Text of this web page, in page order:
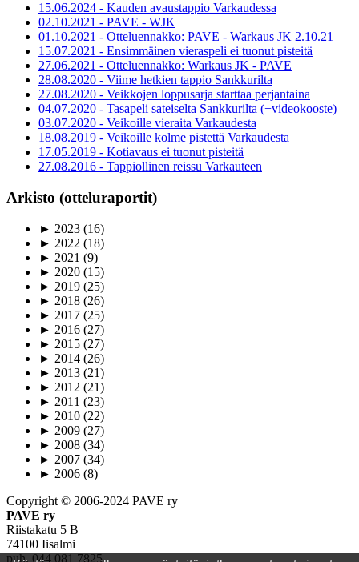
15.06.2024 - Kauden avaustappio Varkaudessa
02.10.2021 - PAVE - WJK
01.10.2021 - Otteluennakko: PAVE - Warkaus JK 2.10.21
15.07.2021 - Ensimmäinen vieraspeli ei tuonut pisteitä
27.06.2021 - Otteluennakko: Warkaus JK - PAVE
28.08.2020 - Viime hetkien tappio Sankkurilta
27.08.2020 - Veikkojen loppusarja starttaa perjantaina
04.07.2020 - Tasapeli sateiselta Sankkurilta (+videokooste)
03.07.2020 - Veikoille vieraita Varkaudesta
18.08.2019 - Veikoille kolme pistettä Varkaudesta
17.05.2019 - Kotiavaus ei tuonut pisteitä
27.08.2016 - Tappiollinen reissu Varkauteen
Arkisto (otteluraportit)
► 2023 (16)
► 2022 (18)
► 2021 (9)
► 2020 (15)
► 2019 (25)
► 2018 (26)
► 2017 (25)
► 2016 (27)
► 2015 (27)
► 2014 (26)
► 2013 (21)
► 2012 (21)
► 2011 (23)
► 2010 (22)
► 2009 (27)
► 2008 (34)
► 2007 (34)
► 2006 (8)
Copyright © 2006-2024 PAVE ry
PAVE ry
Riistakatu 5 B
74100 Iisalmi
puh. 044 081 7825